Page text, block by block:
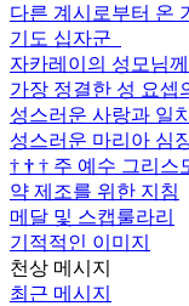
다른 계시로부터 온
기도 십자군
자카레이의 성모님
가장 정결한 성 요셉
성스러운 사랑과 일
성스러운 마리아 심
† † † 주 예수 그리스
약 제조를 위한 지침
메달 및 스캡룰라리
기적적인 이미지
천상 메시지
최근 메시지